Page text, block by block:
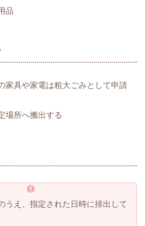
品
家具や家電は粗大ごみとして申請
場所へ搬出する
うえ、指定された日時に排出して